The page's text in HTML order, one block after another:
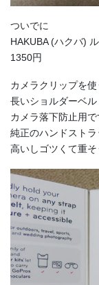
ついでに
HAKUBA (ハクバ)
1350円
カメラクリップを使
長いショルダーベ
カメラ落下防止用で
純正のハンドスト
高いしゴツくて重